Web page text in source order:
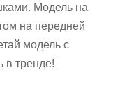
Модель на
на передней
модель с
в тренде!